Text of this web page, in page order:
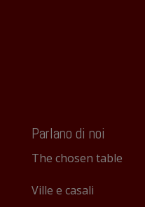
Parlano di noi
The chosen table
Ville e casali